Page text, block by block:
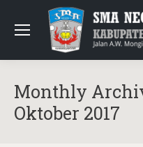
Monthly
Oktober 2017